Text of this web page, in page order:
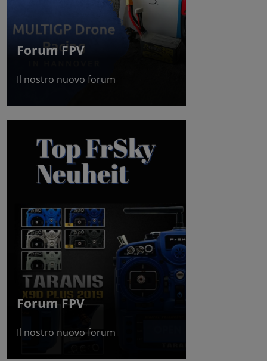
Forum FPV
Il nostro nuovo forum
Forum FPV
Il nostro nuovo forum